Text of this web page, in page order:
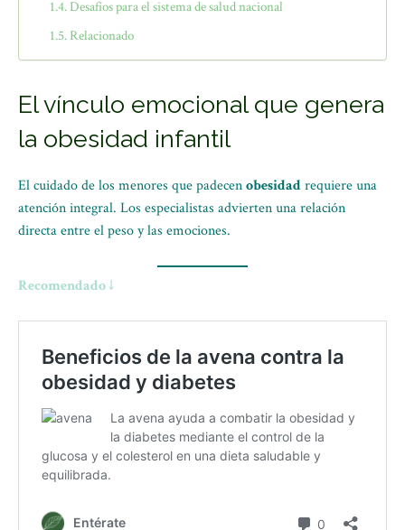
Desafíos para el sistema de salud nacional
Relacionado
El vínculo emocional que genera
la obesidad infantil
El cuidado de los menores que padecenobesidadrequiere una
atención integral. Los especialistas advierten una relación
directa entre el peso y las emociones.
Recomendado ↓